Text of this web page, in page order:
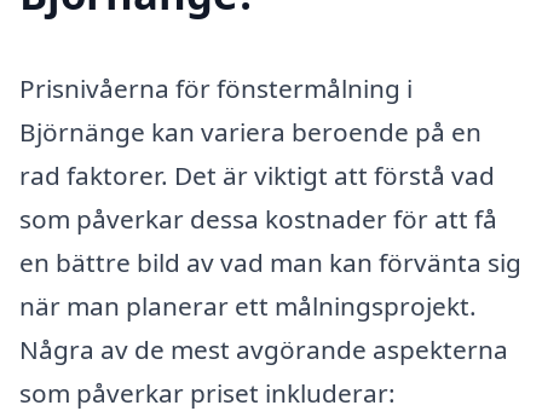
Prisnivåerna för fönstermålning i
Björnänge kan variera beroende på en
rad faktorer. Det är viktigt att förstå vad
som påverkar dessa kostnader för att få
en bättre bild av vad man kan förvänta sig
när man planerar ett målningsprojekt.
Några av de mest avgörande aspekterna
som påverkar priset inkluderar: